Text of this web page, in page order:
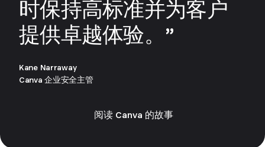
时保持高标准并为客户
提供卓越体验。”
Kane Narraway
Canva 企业安全主管
阅读 Canva 的故事